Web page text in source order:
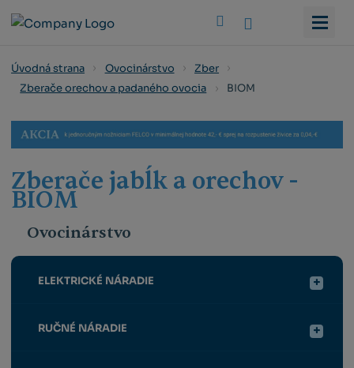
Úvodná strana Ovocinárstvo
Zber
Zberače orechov a padaného ovocia
BIOM
Zberače jabĺk a orechov -
BIOM
Ovocinárstvo
ELEKTRICKÉ NÁRADIE
RUČNÉ NÁRADIE